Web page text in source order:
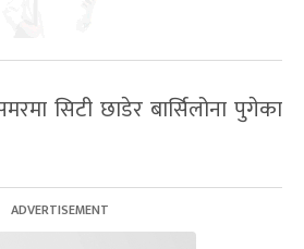
सिटी छाडेर बार्सिलोना पुगेका